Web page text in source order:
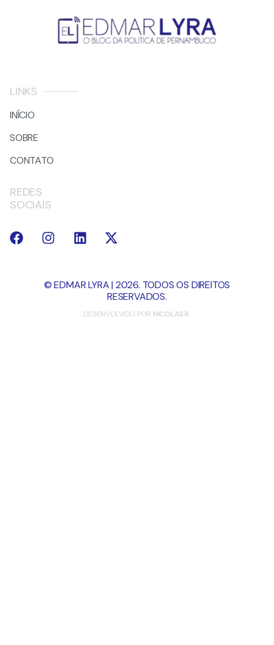
LINKS
INÍCIO
SOBRE
CONTATO
REDES
SOCIAIS
© EDMAR LYRA | 2026. TODOS OS DIREITOS
RESERVADOS.
DESENVOLVIDO POR NICOLAS R.